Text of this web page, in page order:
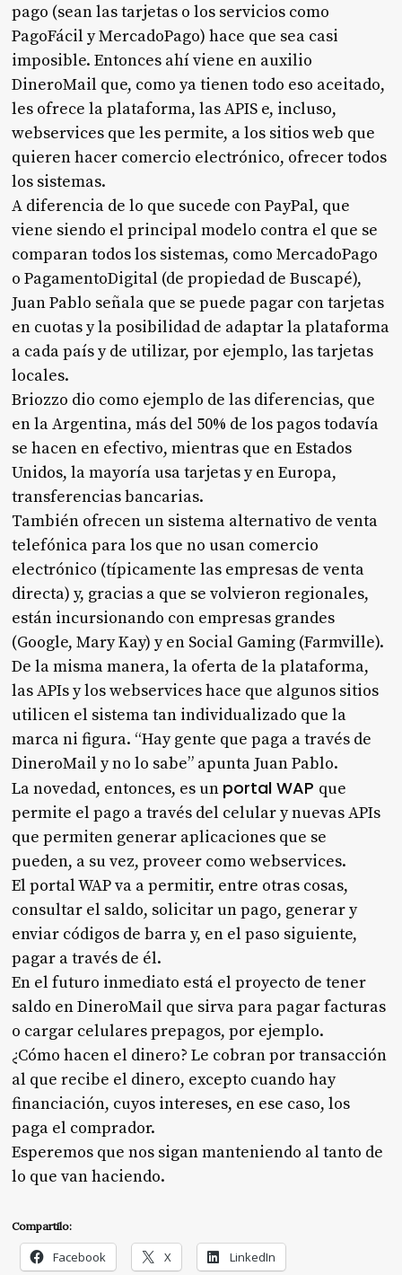
pago (sean las tarjetas o los servicios como
PagoFácil y MercadoPago) hace que sea casi
imposible. Entonces ahí viene en auxilio
DineroMail que, como ya tienen todo eso aceitado,
les ofrece la plataforma, las APIS e, incluso,
webservices que les permite, a los sitios web que
quieren hacer comercio electrónico, ofrecer todos
los sistemas.
A diferencia de lo que sucede con PayPal, que
viene siendo el principal modelo contra el que se
comparan todos los sistemas, como MercadoPago
o PagamentoDigital (de propiedad de Buscapé),
Juan Pablo señala que se puede pagar con tarjetas
en cuotas y la posibilidad de adaptar la plataforma
a cada país y de utilizar, por ejemplo, las tarjetas
locales.
Briozzo dio como ejemplo de las diferencias, que
en la Argentina, más del 50% de los pagos todavía
se hacen en efectivo, mientras que en Estados
Unidos, la mayoría usa tarjetas y en Europa,
transferencias bancarias.
También ofrecen un sistema alternativo de venta
telefónica para los que no usan comercio
electrónico (típicamente las empresas de venta
directa) y, gracias a que se volvieron regionales,
están incursionando con empresas grandes
(Google, Mary Kay) y en Social Gaming (Farmville).
De la misma manera, la oferta de la plataforma,
las APIs y los webservices hace que algunos sitios
utilicen el sistema tan individualizado que la
marca ni figura. “Hay gente que paga a través de
DineroMail y no lo sabe” apunta Juan Pablo.
La novedad, entonces, es un portal WAP que
permite el pago a través del celular y nuevas APIs
que permiten generar aplicaciones que se
pueden, a su vez, proveer como webservices.
El portal WAP va a permitir, entre otras cosas,
consultar el saldo, solicitar un pago, generar y
enviar códigos de barra y, en el paso siguiente,
pagar a través de él.
En el futuro inmediato está el proyecto de tener
saldo en DineroMail que sirva para pagar facturas
o cargar celulares prepagos, por ejemplo.
¿Cómo hacen el dinero? Le cobran por transacción
al que recibe el dinero, excepto cuando hay
financiación, cuyos intereses, en ese caso, los
paga el comprador.
Esperemos que nos sigan manteniendo al tanto de
lo que van haciendo.
Compartilo:
Facebook X LinkedIn